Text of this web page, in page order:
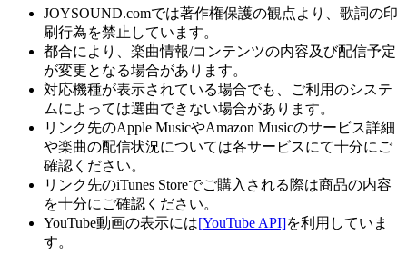
JOYSOUND.comでは著作権保護の観点より、歌詞の印
刷行為を禁止しています。
都合により、楽曲情報/コンテンツの内容及び配信予定
が変更となる場合があります。
対応機種が表示されている場合でも、ご利用のシステ
ムによっては選曲できない場合があります。
リンク先のApple MusicやAmazon Musicのサービス詳細
や楽曲の配信状況については各サービスにて十分にご
確認ください。
リンク先のiTunes Storeでご購入される際は商品の内容
を十分にご確認ください。
YouTube動画の表示には[YouTube API]を利用していま
す。